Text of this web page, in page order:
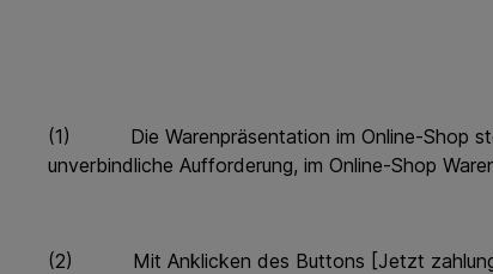
(1) Die Warenpräsentation im Online-Shop
unverbindliche Aufforderung, im Online-Shop
(2) Mit Anklicken des Buttons [Jetzt